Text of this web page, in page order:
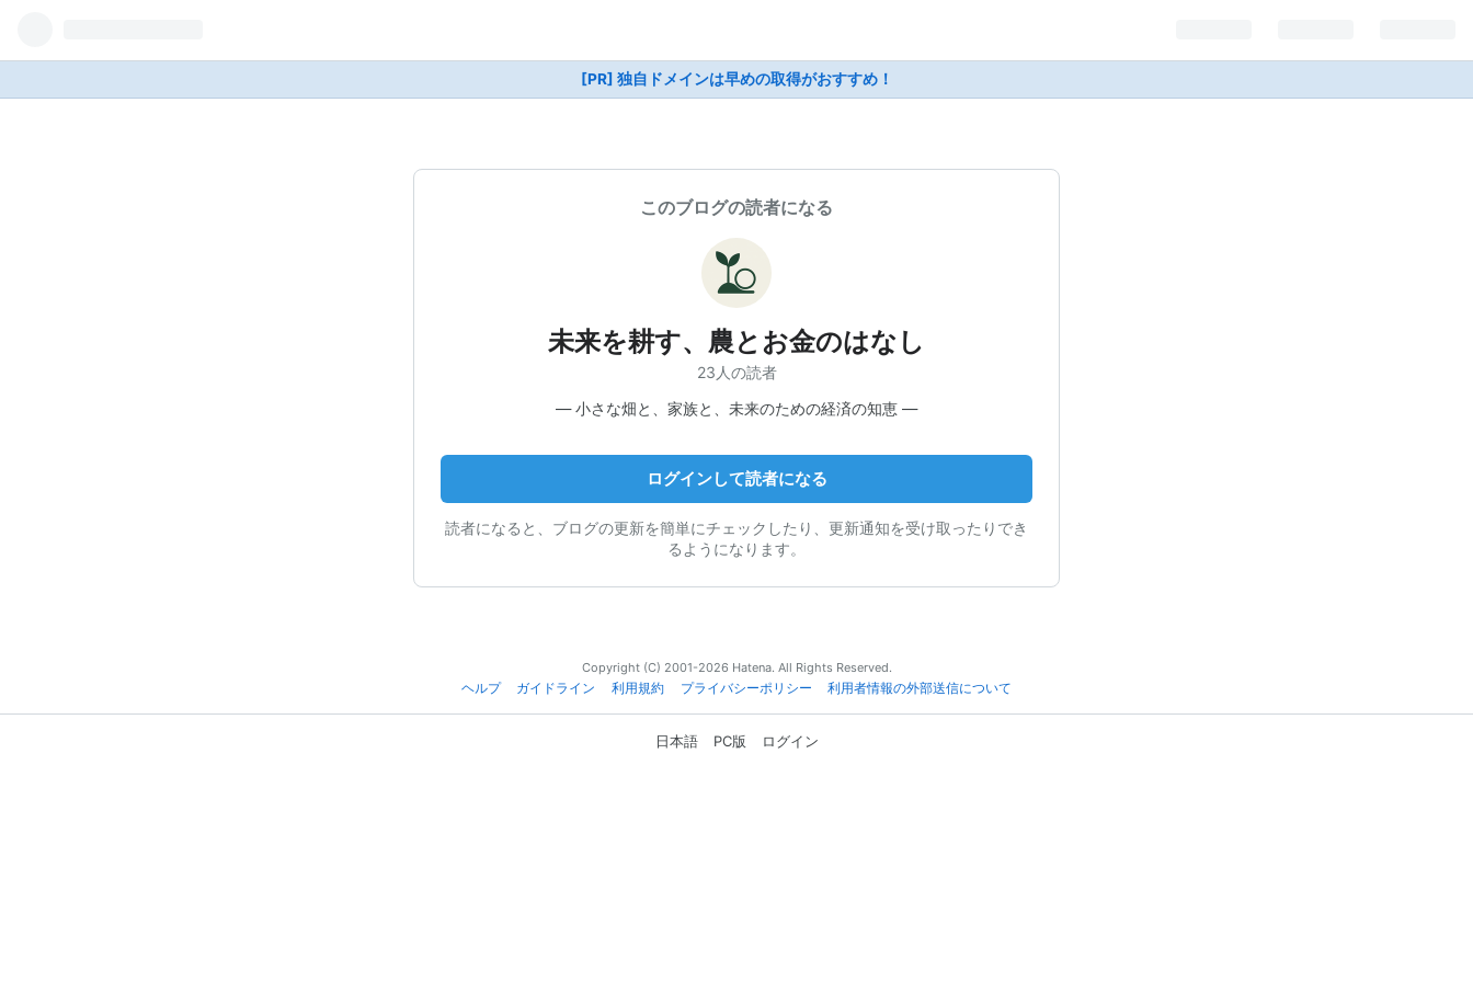
[PR] 独自ドメインは早めの取得がおすすめ！
このブログの読者になる
未来を耕す、農とお金のはなし
23人の読者
― 小さな畑と、家族と、未来のための経済の知恵 ―
ログインして読者になる
読者になると、ブログの更新を簡単にチェックしたり、更新通知を受け取ったりでき
るようになります。
Copyright (C) 2001-2026 Hatena. All Rights Reserved.
ヘルプ
ガイドライン 利用規約 プライバシーポリシー 利用者情報の外部送信について
日本語 PC版 ログイン